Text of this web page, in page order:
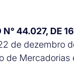
44.027, DE
de dezembro
de